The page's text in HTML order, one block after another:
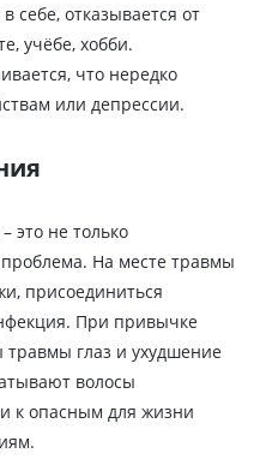
себе, отказывается от
учёбе, хобби.
что нередко
или депрессии.
это не только
На месте травмы
присоединиться
При привычке
глаз и ухудшение
волосы
к опасным для жизни